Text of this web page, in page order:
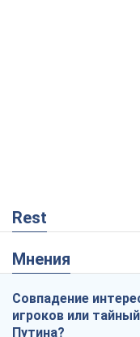
Rest
Мнения
Совпадение
игроков или
Путина?